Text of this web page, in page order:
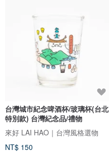
台灣城市紀念啤酒杯/玻璃杯(台北
特別款) 台灣紀念品/禮物
來好 LAI HAO｜台灣風格選物
NT$ 150